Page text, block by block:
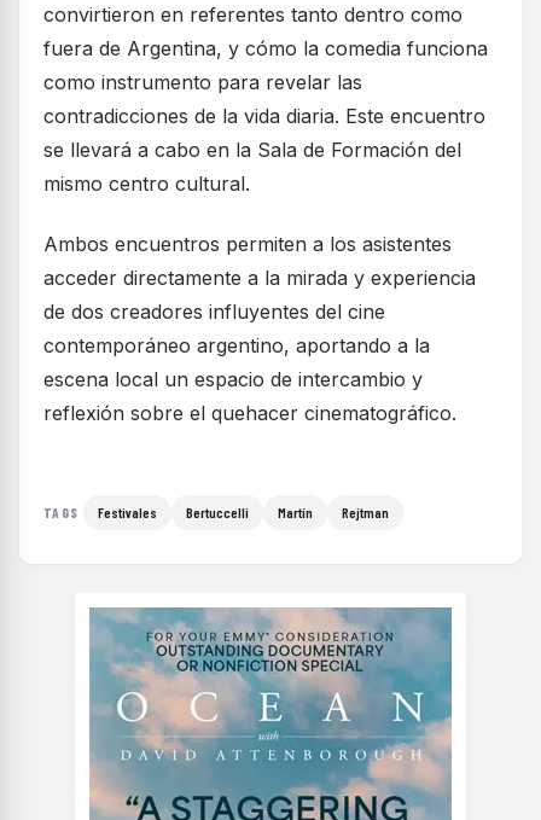
convirtieron en referentes tanto dentro como
fuera de Argentina, y cómo la comedia funciona
como instrumento para revelar las
contradicciones de la vida diaria. Este encuentro
se llevará a cabo en la Sala de Formación del
mismo centro cultural.
Ambos encuentros permiten a los asistentes
acceder directamente a la mirada y experiencia
de dos creadores influyentes del cine
contemporáneo argentino, aportando a la
escena local un espacio de intercambio y
reflexión sobre el quehacer cinematográfico.
TAGS Festivales Bertuccelli Martín Rejtman